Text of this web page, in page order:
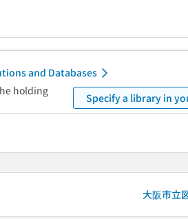
and Databases
holding
Specify a library in
大阪市立